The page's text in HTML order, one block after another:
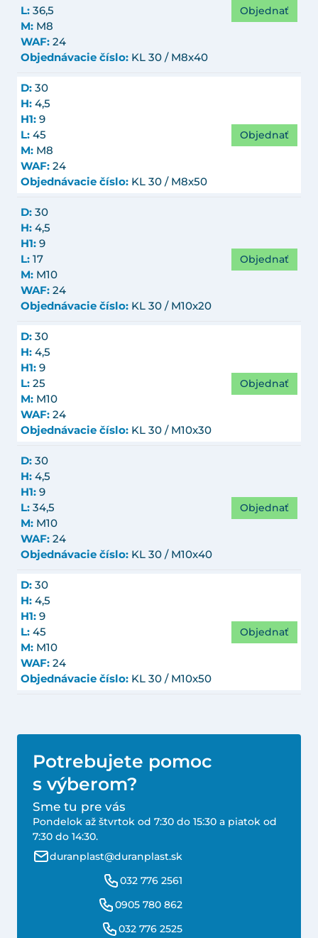
L: 36,5
M: M8
WAF: 24
Objednávacie číslo: KL 30 / M8x40
Objednať
D: 30
H: 4,5
H1: 9
L: 45
M: M8
WAF: 24
Objednávacie číslo: KL 30 / M8x50
Objednať
D: 30
H: 4,5
H1: 9
L: 17
M: M10
WAF: 24
Objednávacie číslo: KL 30 / M10x20
Objednať
D: 30
H: 4,5
H1: 9
L: 25
M: M10
WAF: 24
Objednávacie číslo: KL 30 / M10x30
Objednať
D: 30
H: 4,5
H1: 9
L: 34,5
M: M10
WAF: 24
Objednávacie číslo: KL 30 / M10x40
Objednať
D: 30
H: 4,5
H1: 9
L: 45
M: M10
WAF: 24
Objednávacie číslo: KL 30 / M10x50
Objednať
Potrebujete pomoc
s výberom?
Sme tu pre vás
Pondelok až štvrtok od 7:30 do 15:30 a piatok od
7:30 do 14:30.
duranplast@duranplast.sk
032 776 2561
0905 780 862
032 776 2525